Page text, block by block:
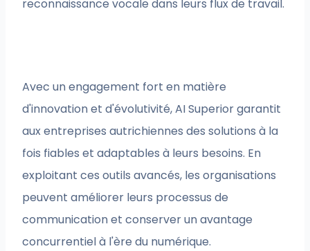
reconnaissance vocale dans leurs flux de travail.
Avec un engagement fort en matière
d'innovation et d'évolutivité, AI Superior garantit
aux entreprises autrichiennes des solutions à la
fois fiables et adaptables à leurs besoins. En
exploitant ces outils avancés, les organisations
peuvent améliorer leurs processus de
communication et conserver un avantage
concurrentiel à l'ère du numérique.